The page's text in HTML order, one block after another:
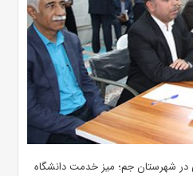
شهرستان جم؛ میز خدمت دانشگاه